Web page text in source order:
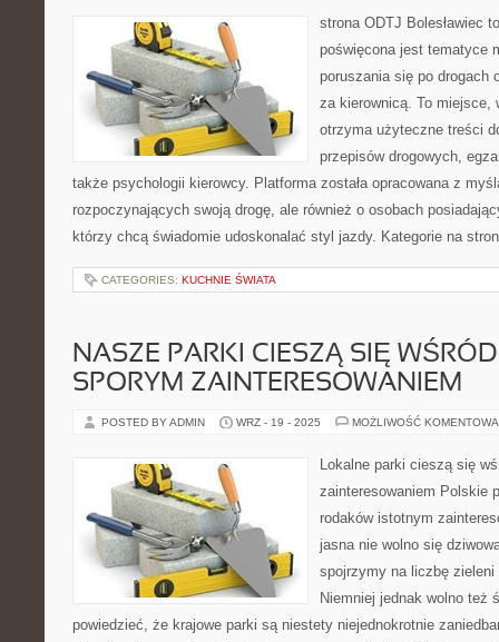
strona ODTJ Bolesławiec
poświęcona jest tematyce
poruszania się po drogach
za kierownicą. To miejsce,
otrzyma użyteczne treści
przepisów drogowych,
także psychologii kierowcy. Platforma została opracowana z
rozpoczynających swoją drogę, ale również o osobach
którzy chcą świadomie udoskonalać styl jazdy. Kategorie na
CATEGORIES: KUCHNIE ŚWIATA
NASZE PARKI CIESZĄ SIĘ
SPORYM ZAINTERESOWANIEM
POSTED BY ADMIN WRZ - 19 - 2025 MOŻLIWOŚĆ
Lokalne parki cieszą się
zainteresowaniem Polskie
rodaków istotnym
jasna nie wolno się
spojrzymy na liczbę
Niemniej jednak wolno też
powiedzieć, że krajowe parki są niestety niejednokrotnie